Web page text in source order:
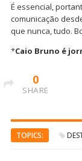
É essencial,
comunicação
que nunca, tudo.
*Caio Bruno é
0
SHARE
TOPICS: